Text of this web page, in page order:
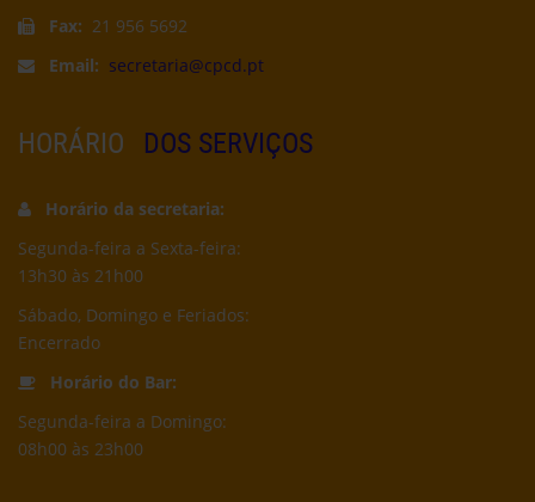
Fax: 21 956 5692
Email: secretaria@cpcd.pt
HORÁRIO DOS SERVIÇOS
Horário da secretaria:
Segunda-feira a Sexta-feira:
13h30 às 21h00
Sábado, Domingo e Feriados:
Encerrado
Horário do Bar:
Segunda-feira a Domingo:
08h00 às 23h00